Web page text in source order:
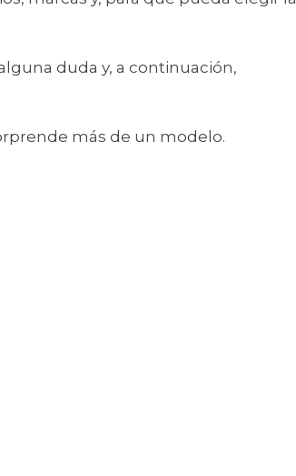
duda y, a continuación,
más de un modelo.